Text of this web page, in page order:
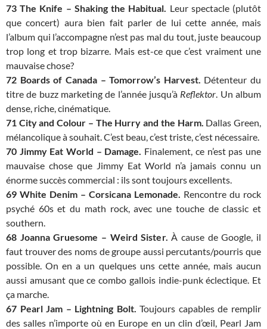
73 The Knife – Shaking the Habitual. Leur spectacle (plutôt
que concert) aura bien fait parler de lui cette année, mais
l’album qui l’accompagne n’est pas mal du tout, juste beaucoup
trop long et trop bizarre. Mais est-ce que c’est vraiment une
mauvaise chose?
72 Boards of Canada – Tomorrow’s Harvest. Détenteur du
titre de buzz marketing de l’année jusqu’à Reflektor. Un album
dense, riche, cinématique.
71 City and Colour – The Hurry and the Harm. Dallas Green,
mélancolique à souhait. C’est beau, c’est triste, c’est nécessaire.
70 Jimmy Eat World – Damage. Finalement, ce n’est pas une
mauvaise chose que Jimmy Eat World n’a jamais connu un
énorme succès commercial : ils sont toujours excellents.
69 White Denim – Corsicana Lemonade. Rencontre du rock
psyché 60s et du math rock, avec une touche de classic et
southern.
68 Joanna Gruesome – Weird Sister. À cause de Google, il
faut trouver des noms de groupe aussi percutants/pourris que
possible. On en a un quelques uns cette année, mais aucun
aussi amusant que ce combo gallois indie-punk éclectique. Et
ça marche.
67 Pearl Jam – Lightning Bolt. Toujours capables de remplir
des salles n’importe où en Europe en un clin d’œil, Pearl Jam